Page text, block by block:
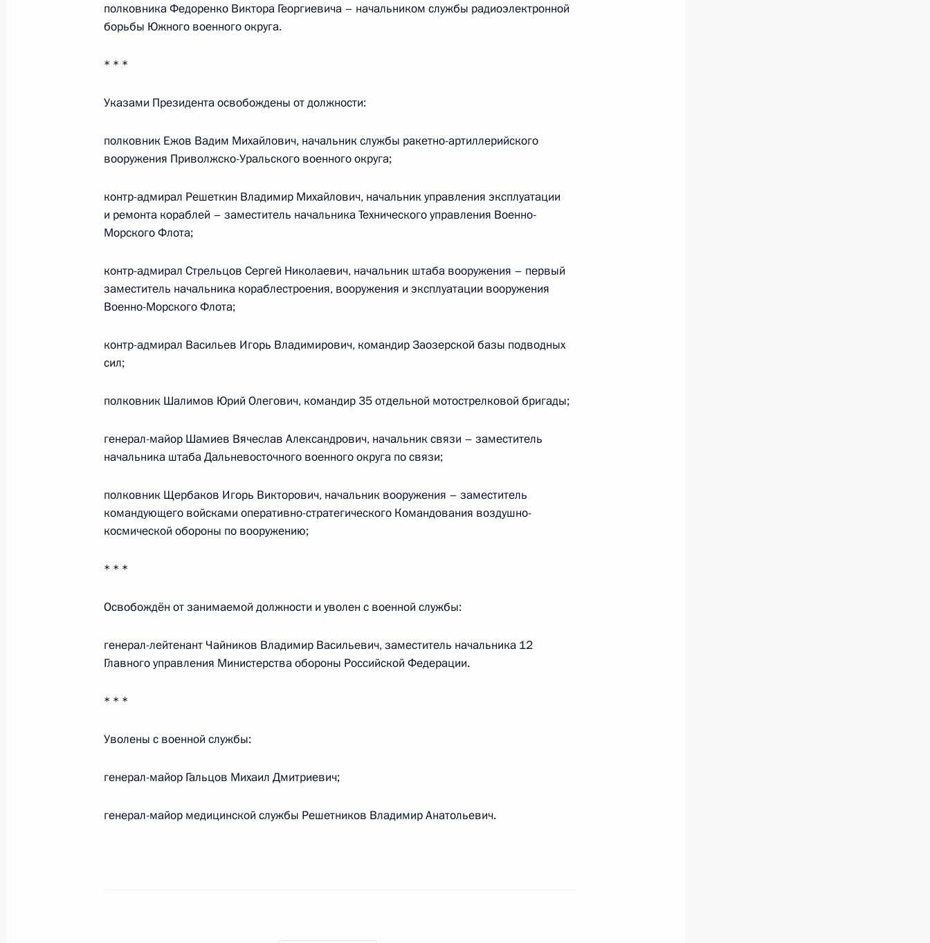
2 марта 2011 года, среда
М.Е.Пятницкого
Кадровые изменения в Вооружённых Силах
2 марта 2011 года, 09:10
1 марта 2011 года, вторник
Указ о признании утратившими силу некоторых актов Президента в связи
1 марта 2011 года, 15:30
Российской Федерации»
1 марта 2011 года, 15:20
Утверждён перечень должностей высшего начальствующего состава в органах
внутренних дел
1 марта 2011 года, 15:10
органов внутренних дел Российской Федерации»
1 марта 2011 года, 15:00
Указ об утверждении Типового положения о территориальном органе МВД
Утверждены Положение о Министерстве внутренних дел и структура его
полковника Федоренко Виктора Георгиевича – начальником службы радиоэлектронной
борьбы Южного военного округа.
* * *
Указами Президента освобождены от должности:
полковник Ежов Вадим Михайлович, начальник службы ракетно-артиллерийского
вооружения Приволжско-Уральского военного округа;
контр-адмирал Решеткин Владимир Михайлович, начальник управления эксплуатации
и ремонта кораблей – заместитель начальника Технического управления Военно-
Морского Флота;
контр-адмирал Стрельцов Сергей Николаевич, начальник штаба вооружения – первый
заместитель начальника кораблестроения, вооружения и эксплуатации вооружения
Военно-Морского Флота;
контр-адмирал Васильев Игорь Владимирович, командир Заозерской базы подводных
сил;
полковник Шалимов Юрий Олегович, командир 35 отдельной мотострелковой бригады;
генерал-майор Шамиев Вячеслав Александрович, начальник связи – заместитель
начальника штаба Дальневосточного военного округа по связи;
полковник Щербаков Игорь Викторович, начальник вооружения – заместитель
командующего войсками оперативно-стратегического Командования воздушно-
космической обороны по вооружению;
* * *
Освобождён от занимаемой должности и уволен с военной службы:
генерал-лейтенант Чайников Владимир Васильевич, заместитель начальника 12
Главного управления Министерства обороны Российской Федерации.
* * *
Уволены с военной службы:
генерал-майор Гальцов Михаил Дмитриевич;
генерал-майор медицинской службы Решетников Владимир Анатольевич.